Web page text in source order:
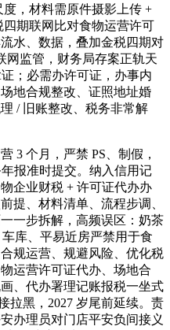
度，材料需原件摄影上传 +
四期联网比对食物运营许可
水、数据，叠加金税四期对
网监管，财务局存案正轨天
；必需办许可证，办事内
地合规整改、证照地址婚
/ 旧账整改、税务非常解
个月，严禁 PS、制假，
报准时提交。纳入信用记
企业财税 + 许可证代办办
提、材料清单、流程步调、
一步拆解，高频误区：奶茶
库、平易近房严禁用于食
规运营、规避风险、优化税
运营许可证代办、场地合
、代办署理记账报税一坐式
拉黑，2027 岁尾前延续。责
办理员对门店平安负间接义